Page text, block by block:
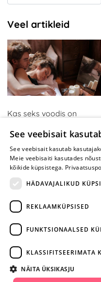
Veel artikleid
Kas seks voodis on
olete neid mänge
proovinud, mõtlete teisiti
See veebisait
See veebisait kasutab
Meie veebisaiti kasutades
kõikide küpsistega.
HÄDAVAJALIKUD
REKLAAMKÜPSISED
FUNKTSIONAALSED
KLASSIFITSEERIMATA
NÄITA ÜKSIKASJU